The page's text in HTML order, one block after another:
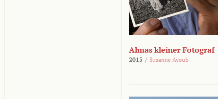
Almas kleiner Fotograf
2015 / Susanne Ayoub